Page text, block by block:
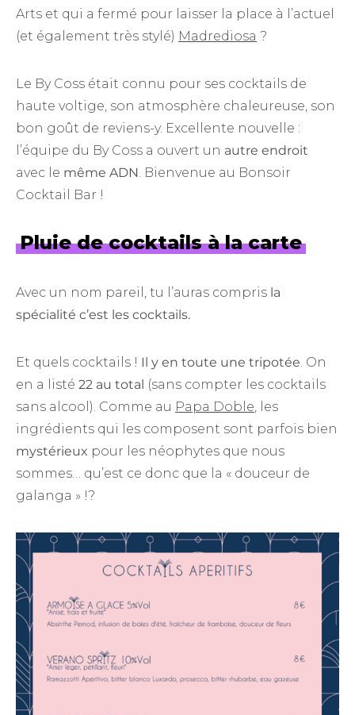
Arts et qui a fermé pour laisser la place à l’actuel
(et également très stylé) Madrediosa ?
Le By Coss était connu pour ses cocktails de
haute voltige, son atmosphère chaleureuse, son
bon goût de reviens-y. Excellente nouvelle :
l’équipe du By Coss a ouvert un autre endroit
avec le même ADN. Bienvenue au Bonsoir
Cocktail Bar !
Pluie de cocktails à la carte
Avec un nom pareil, tu l’auras compris la
spécialité c’est les cocktails.
Et quels cocktails ! Il y en toute une tripotée. On
en a listé 22 au total (sans compter les cocktails
sans alcool). Comme au Papa Doble, les
ingrédients qui les composent sont parfois bien
mystérieux pour les néophytes que nous
sommes… qu’est ce donc que la « douceur de
galanga » !?